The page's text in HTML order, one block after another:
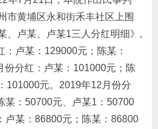
市黄埔区永和街禾丰社区上围
、卢某、卢某1三人分红明细》,
卢某：129000元；陈某：
份分红：卢某：101000元；陈
101000元。2019年12月份分
某：50700元、卢某1：50700
卢某：86800元；陈某：86800